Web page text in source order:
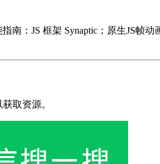
南：JS 框架 Synaptic；原生JS帧
取资源。